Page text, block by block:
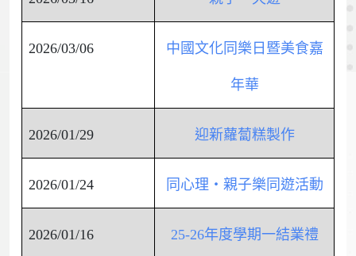
2026/03/06 中國文化同樂日暨美食嘉
年華
2026/01/29 迎新蘿蔔糕製作
2026/01/24 同心理‧親子樂同遊活動
2026/01/16 25-26年度學期一結業禮